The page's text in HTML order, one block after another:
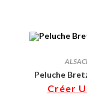
Peluche
Créer